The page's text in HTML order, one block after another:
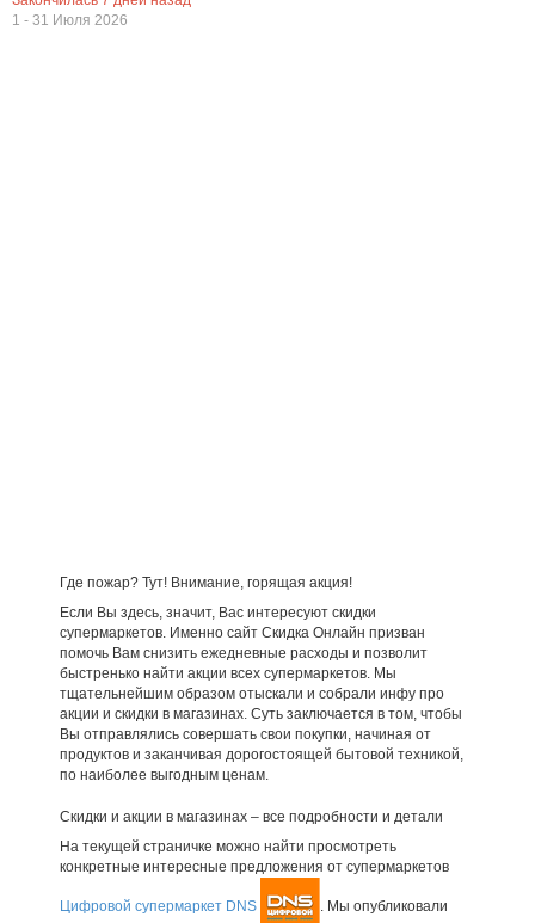
1 - 31 Июля 2026
Где пожар? Тут! Внимание, горящая акция!
Если Вы здесь, значит, Вас интересуют скидки
супермаркетов. Именно сайт Скидка Онлайн призван
помочь Вам снизить ежедневные расходы и позволит
быстренько найти акции всех супермаркетов. Мы
тщательнейшим образом отыскали и собрали инфу про
акции и скидки в магазинах. Суть заключается в том, чтобы
Вы отправлялись совершать свои покупки, начиная от
продуктов и заканчивая дорогостоящей бытовой техникой,
по наиболее выгодным ценам.
Скидки и акции в магазинах – все подробности и детали
На текущей страничке можно найти просмотреть
конкретные интересные предложения от супермаркетов
Цифровой супермаркет DNS . Мы опубликовали